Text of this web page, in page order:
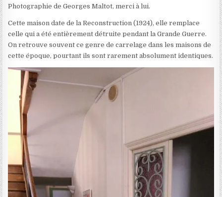
Photographie de Georges Maltot, merci à lui.
Cette maison date de la Reconstruction (1924), elle remplace
celle qui a été entièrement détruite pendant la Grande Guerre.
On retrouve souvent ce genre de carrelage dans les maisons de
cette époque, pourtant ils sont rarement absolument identiques.